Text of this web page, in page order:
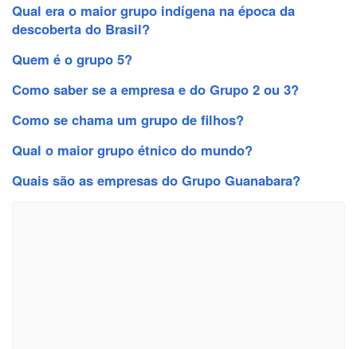
Qual era o maior grupo indígena na época da
descoberta do Brasil?
Quem é o grupo 5?
Como saber se a empresa e do Grupo 2 ou 3?
Como se chama um grupo de filhos?
Qual o maior grupo étnico do mundo?
Quais são as empresas do Grupo Guanabara?